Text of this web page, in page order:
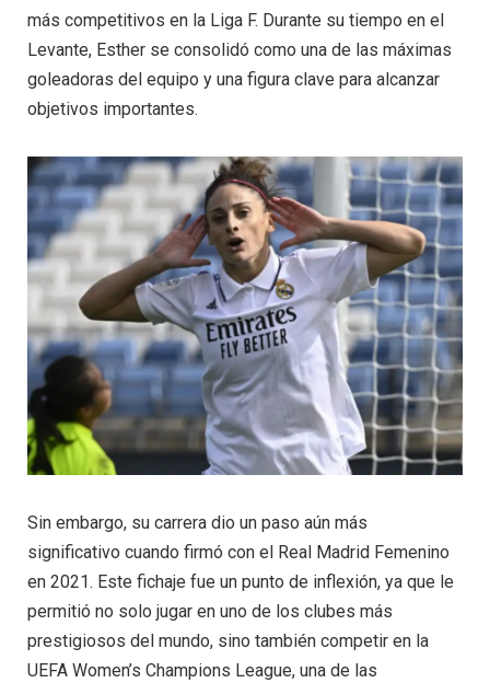
más competitivos en la Liga F. Durante su tiempo en el
Levante, Esther se consolidó como una de las máximas
goleadoras del equipo y una figura clave para alcanzar
objetivos importantes.
Sin embargo, su carrera dio un paso aún más
significativo cuando firmó con el Real Madrid Femenino
en 2021. Este fichaje fue un punto de inflexión, ya que le
permitió no solo jugar en uno de los clubes más
prestigiosos del mundo, sino también competir en la
UEFA Women’s Champions League, una de las